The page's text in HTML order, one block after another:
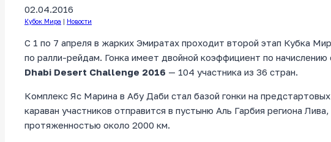
02.04.2016
Кубок Мира | Новости
С 1 по 7 апреля в жарких Эмиратах проходит второй этап Кубка
по ралли-рейдам. Гонка имеет двойной коэффициент по начислению
Dhabi Desert Challenge 2016 — 104 участника из 36 стран.
Комплекс Яс Марина в Абу Даби стал базой гонки на
караван участников отправится в пустыню Аль Гарбия региона
протяженностью около 2000 км.